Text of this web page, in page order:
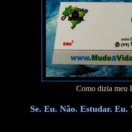
Como dizia meu
Se. Eu. Não. Estudar. Eu.